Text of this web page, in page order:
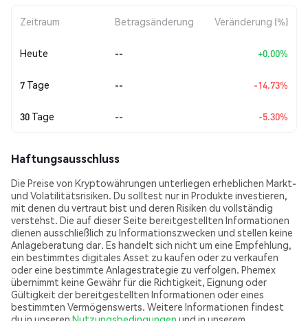
Zeitraum Betragsänderung Veränderung (%)
Heute -- +0.00%
7 Tage -- -14.73%
30 Tage -- -5.30%
Haftungsausschluss
Die Preise von Kryptowährungen unterliegen erheblichen Markt-
und Volatilitätsrisiken. Du solltest nur in Produkte investieren,
mit denen du vertraut bist und deren Risiken du vollständig
verstehst. Die auf dieser Seite bereitgestellten Informationen
dienen ausschließlich zu Informationszwecken und stellen keine
Anlageberatung dar. Es handelt sich nicht um eine Empfehlung,
ein bestimmtes digitales Asset zu kaufen oder zu verkaufen
oder eine bestimmte Anlagestrategie zu verfolgen. Phemex
übernimmt keine Gewähr für die Richtigkeit, Eignung oder
Gültigkeit der bereitgestellten Informationen oder eines
bestimmten Vermögenswerts. Weitere Informationen findest